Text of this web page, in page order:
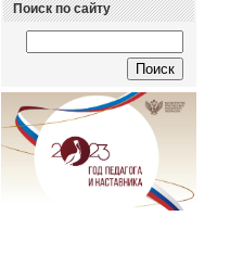
Поиск по сайту